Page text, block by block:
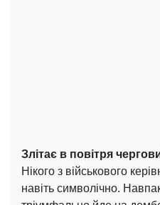
Злітає в повітря
Нікого з військового
навіть символічно.